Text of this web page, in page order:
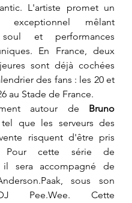
L'artiste promet un
exceptionnel mêlant
et performances
En France, deux
sont déjà cochées
des fans : les 20 et
au Stade de France.
autour de Bruno
que les serveurs des
risquent d'être pris
Pour cette série de
il sera accompagné de
sous son
Pee.Wee. Cette